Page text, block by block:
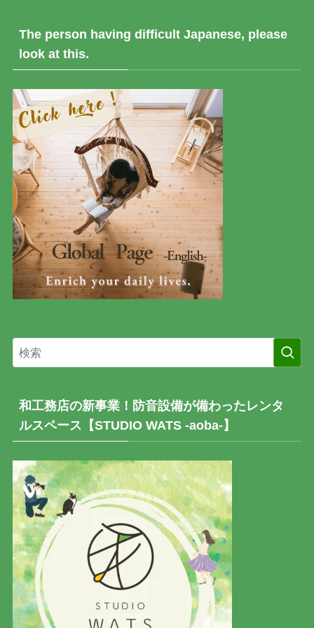
The person having difficult Japanese, please
look at this.
和工務店の新事業！防音設備が備わったレンタ
ルスペース【STUDIO WATS -aoba-】